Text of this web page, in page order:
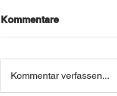
Kommentare
Kommentar verfassen...